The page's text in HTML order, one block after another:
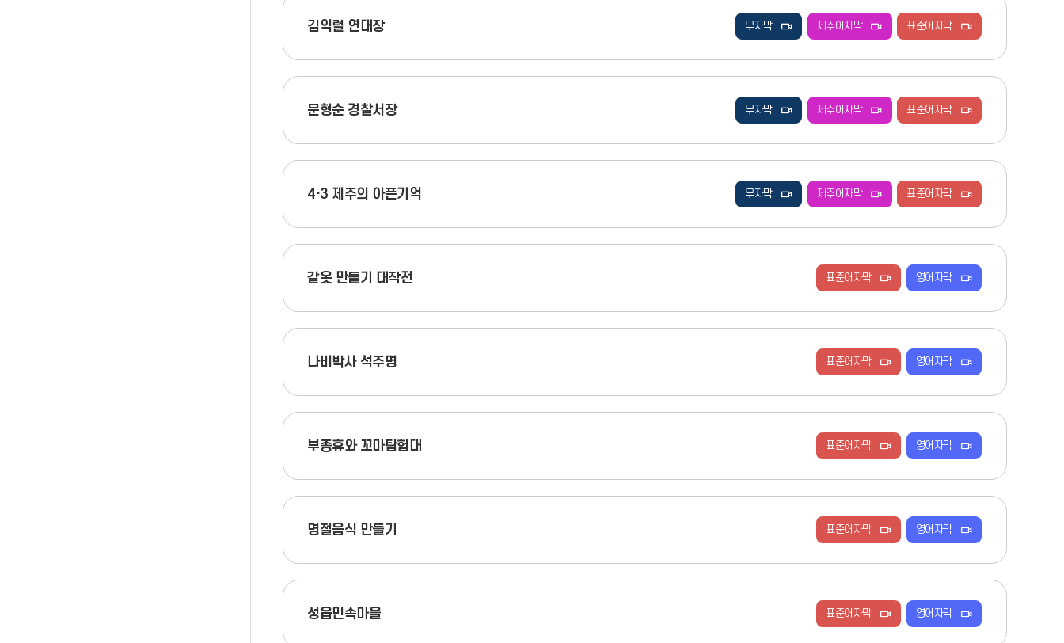
김익렬 연대장 무자막 제주어자막 표준어자막
문형순 경찰서장 무자막 제주어자막 표준어자막
4·3 제주의 아픈기억 무자막 제주어자막 표준어자막
갈옷 만들기 대작전 표준어자막 영어자막
나비박사 석주명 표준어자막 영어자막
부종휴와 꼬마탐험대 표준어자막 영어자막
명절음식 만들기 표준어자막 영어자막
성읍민속마을 표준어자막 영어자막